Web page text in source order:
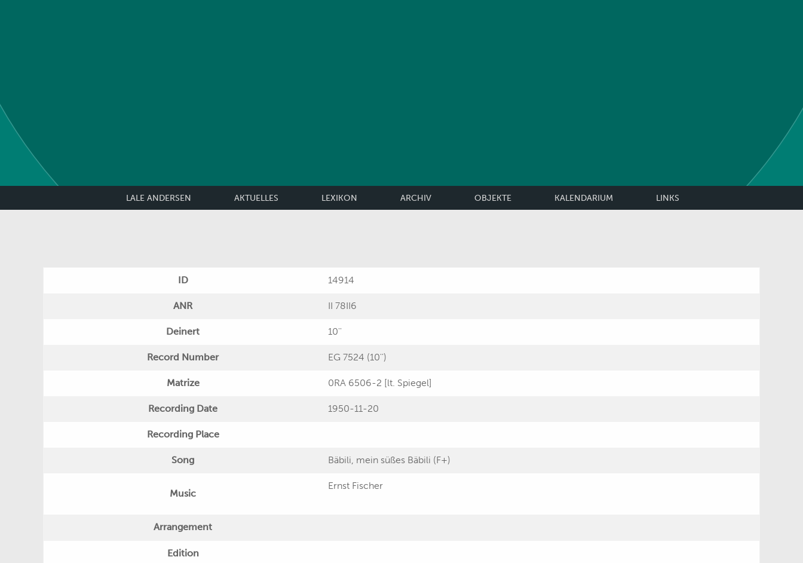
LALE ANDERSEN AKTUELLES LEXIKON ARCHIV OBJEKTE KALENDARIUM LINKS
ID 14914
ANR II 78II6
Deinert 10''
Record Number EG 7524 (10'')
Matrize 0RA 6506-2 [lt. Spiegel]
Recording Date 1950-11-20
Recording Place
Song Bäbili, mein süßes Bäbili (F+)
Music
Ernst Fischer
Arrangement
Edition